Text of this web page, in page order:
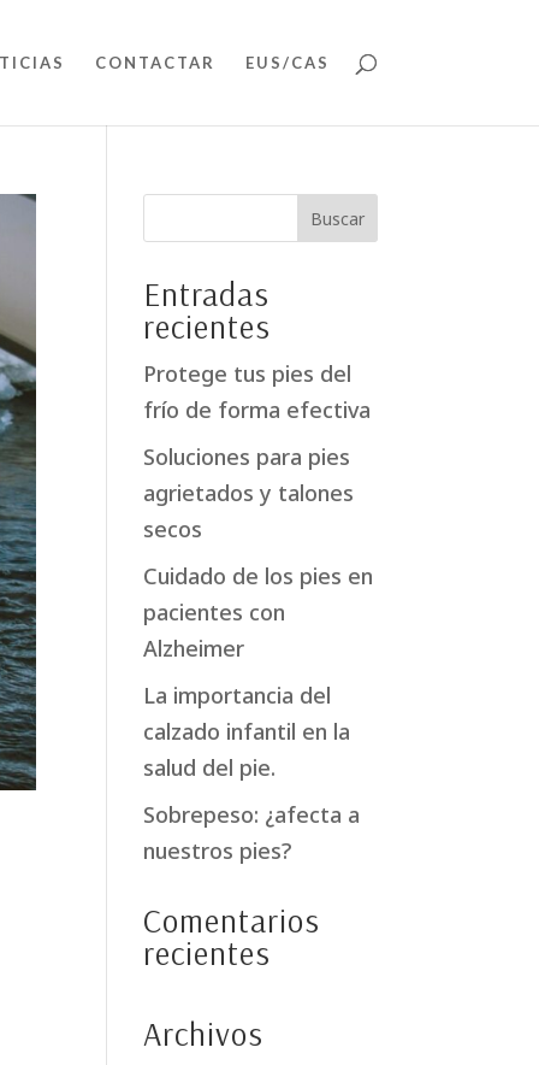
CONTACTAR EUS/CAS
Entradas
recientes
Protege tus pies del
frío de forma efectiva
Soluciones para pies
agrietados y talones
secos
Cuidado de los pies en
pacientes con
Alzheimer
La importancia del
calzado infantil en la
salud del pie.
Sobrepeso: ¿afecta a
nuestros pies?
Comentarios
recientes
Archivos